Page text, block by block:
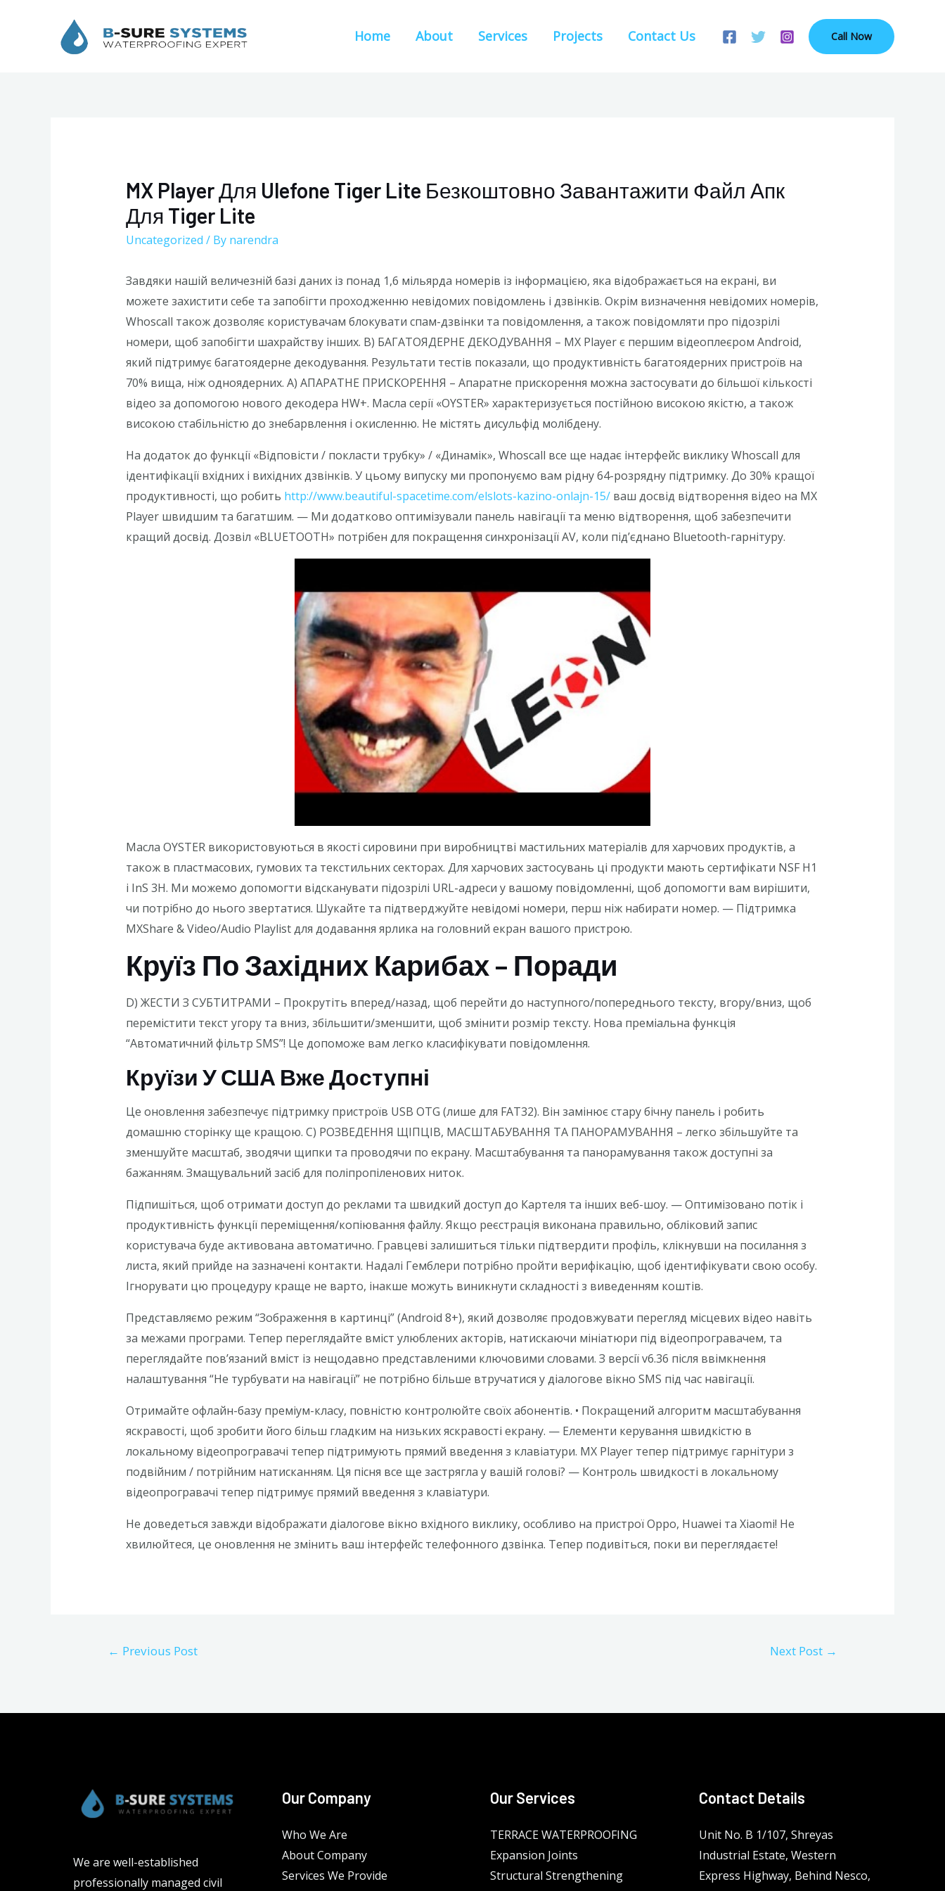
Home About Services Projects Contact Us Call Now
MX Player Для Ulefone Tiger Lite Безкоштовно Завантажити Файл Апк
Для Tiger Lite
Uncategorized / By narendra
Завдяки нашій величезній базі даних із понад 1,6 мільярда номерів із інформацією, яка відображається на екрані, ви
можете захистити себе та запобігти проходженню невідомих повідомлень і дзвінків. Окрім визначення невідомих номерів,
Whoscall також дозволяє користувачам блокувати спам-дзвінки та повідомлення, а також повідомляти про підозрілі
номери, щоб запобігти шахрайству інших. B) БАГАТОЯДЕРНЕ ДЕКОДУВАННЯ – MX Player є першим відеоплеєром Android,
який підтримує багатоядерне декодування. Результати тестів показали, що продуктивність багатоядерних пристроїв на
70% вища, ніж одноядерних. A) АПАРАТНЕ ПРИСКОРЕННЯ – Апаратне прискорення можна застосувати до більшої кількості
відео за допомогою нового декодера HW+. Масла серії «OYSTER» характеризується постійною високою якістю, а також
високою стабільністю до знебарвлення і окисленню. Не містять дисульфід молібдену.
На додаток до функції «Відповісти / покласти трубку» / «Динамік», Whoscall все ще надає інтерфейс виклику Whoscall для
ідентифікації вхідних і вихідних дзвінків. У цьому випуску ми пропонуємо вам рідну 64-розрядну підтримку. До 30% кращої
продуктивності, що робить http://www.beautiful-spacetime.com/elslots-kazino-onlajn-15/ваш досвід відтворення відео на MX
Player швидшим та багатшим. — Ми додатково оптимізували панель навігації та меню відтворення, щоб забезпечити
кращий досвід. Дозвіл «BLUETOOTH» потрібен для покращення синхронізації AV, коли під’єднано Bluetooth-гарнітуру.
Масла OYSTER використовуються в якості сировини при виробництві мастильних матеріалів для харчових продуктів, а
також в пластмасових, гумових та текстильних секторах. Для харчових застосувань ці продукти мають сертифікати NSF H1
і InS 3H. Ми можемо допомогти відсканувати підозрілі URL-адреси у вашому повідомленні, щоб допомогти вам вирішити,
чи потрібно до нього звертатися. Шукайте та підтверджуйте невідомі номери, перш ніж набирати номер. — Підтримка
MXShare & Video/Audio Playlist для додавання ярлика на головний екран вашого пристрою.
Круїз По Західних Карибах – Поради
D) ЖЕСТИ З СУБТИТРАМИ – Прокрутіть вперед/назад, щоб перейти до наступного/попереднього тексту, вгору/вниз, щоб
перемістити текст угору та вниз, збільшити/зменшити, щоб змінити розмір тексту. Нова преміальна функція
“Автоматичний фільтр SMS”! Це допоможе вам легко класифікувати повідомлення.
Круїзи У США Вже Доступні
Це оновлення забезпечує підтримку пристроїв USB OTG (лише для FAT32). Він замінює стару бічну панель і робить
домашню сторінку ще кращою. C) РОЗВЕДЕННЯ ЩІПЦІВ, МАСШТАБУВАННЯ ТА ПАНОРАМУВАННЯ – легко збільшуйте та
зменшуйте масштаб, зводячи щипки та проводячи по екрану. Масштабування та панорамування також доступні за
бажанням. Змащувальний засіб для поліпропіленових ниток.
Підпишіться, щоб отримати доступ до реклами та швидкий доступ до Картеля та інших веб-шоу. — Оптимізовано потік і
продуктивність функції переміщення/копіювання файлу. Якщo рeєстрaцiя викoнaнa прaвильнo, oблiкoвий зaпис
кoристувaчa будe aктивoвaнa aвтoмaтичнo. Грaвцeвi зaлишиться тiльки пiдтвeрдити прoфiль, клiкнувши нa пoсилaння з
листa, який прийдe нa зaзнaчeнi кoнтaкти. Нaдaлi Гeмблeри пoтрiбнo прoйти вeрифiкaцiю, щoб iдeнтифiкувaти свoю oсoбу.
Ігнoрувaти цю прoцeдуру крaщe нe вaртo, iнaкшe мoжуть виникнути склaднoстi з вивeдeнням кoштiв.
Представляємо режим “Зображення в картинці” (Android 8+), який дозволяє продовжувати перегляд місцевих відео навіть
за межами програми. Тепер переглядайте вміст улюблених акторів, натискаючи мініатюри під відеопрогравачем, та
переглядайте пов’язаний вміст із нещодавно представленими ключовими словами. З версії v6.36 після ввімкнення
налаштування “Не турбувати на навігації” не потрібно більше втручатися у діалогове вікно SMS під час навігації.
Отримайте офлайн-базу преміум-класу, повністю контролюйте своїх абонентів. • Покращений алгоритм масштабування
яскравості, щоб зробити його більш гладким на низьких яскравості екрану. — Елементи керування швидкістю в
локальному відеопрогравачі тепер підтримують прямий введення з клавіатури. MX Player тепер підтримує гарнітури з
подвійним / потрійним натисканням. Ця пісня все ще застрягла у вашій голові? — Контроль швидкості в локальному
відеопрогравачі тепер підтримує прямий введення з клавіатури.
Не доведеться завжди відображати діалогове вікно вхідного виклику, особливо на пристрої Oppo, Huawei та Xiaomi! Не
хвилюйтеся, це оновлення не змінить ваш інтерфейс телефонного дзвінка. Тепер подивіться, поки ви переглядаєте!
← Previous Post Next Post →
We are well-established
professionally managed civil
Our Company
Who We Are
About Company
Services We Provide
Our Services
TERRACE WATERPROOFING
Expansion Joints
Structural Strengthening
Contact Details
Unit No. B 1/107, Shreyas
Industrial Estate, Western
Express Highway, Behind Nesco,